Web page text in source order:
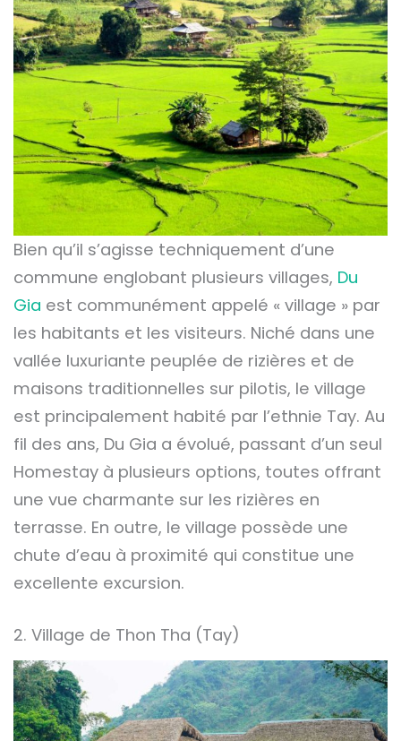
Bien qu’il s’agisse techniquement d’une
commune englobant plusieurs villages, Du
Gia est communément appelé « village » par
les habitants et les visiteurs. Niché dans une
vallée luxuriante peuplée de rizières et de
maisons traditionnelles sur pilotis, le village
est principalement habité par l’ethnie Tay. Au
fil des ans, Du Gia a évolué, passant d’un seul
Homestay à plusieurs options, toutes offrant
une vue charmante sur les rizières en
terrasse. En outre, le village possède une
chute d’eau à proximité qui constitue une
excellente excursion.
2. Village de Thon Tha (Tay)